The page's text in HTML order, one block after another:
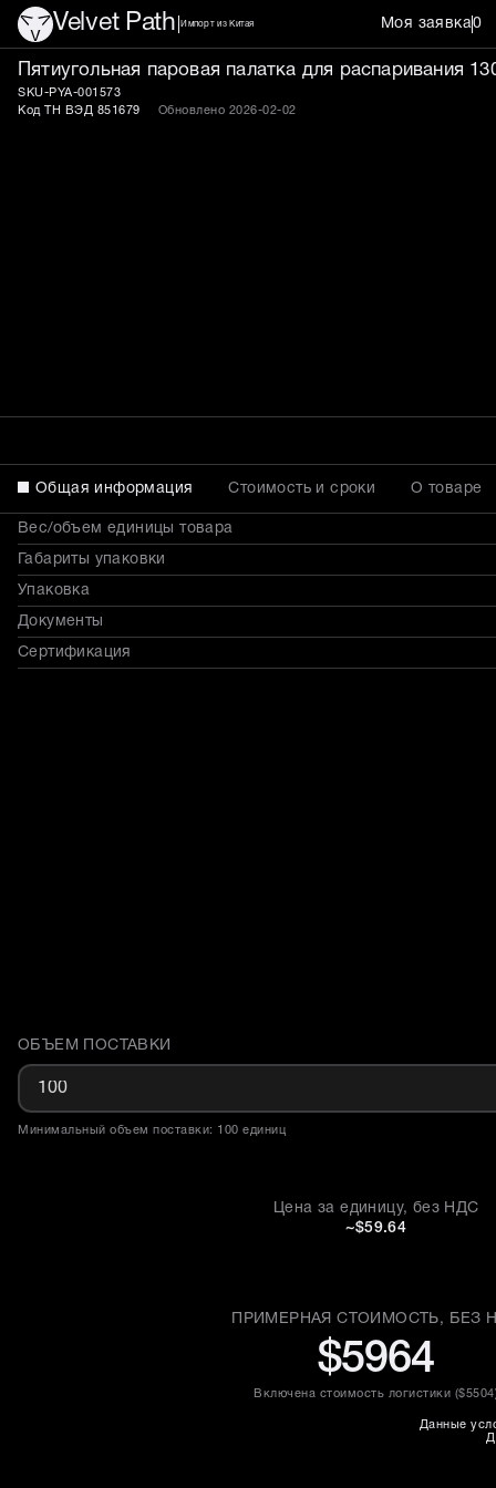
Velvet Path Импорт из Китая Моя заявка0
Пятиугольная паровая
Пятиугольная паровая палатка для распаривания
SKU-PYA-001573
Код ТН ВЭД 851679
Обновлено 2026-02-02
Общая информация Стоимость и сроки О товаре
Вес/объем единицы товара
Габариты упаковки
Упаковка
Документы
Сертификация
Доставка и объем поставки
ОБЪЕМ ПОСТАВКИ
Минимальный объем поставки: 100 единиц
Цена за единицу, без НДС
~$59.64
ПРИМЕРНАЯ СТОИМОСТЬ, БЕЗ
$5964
Включена стоимость логистики ($5504
Данные